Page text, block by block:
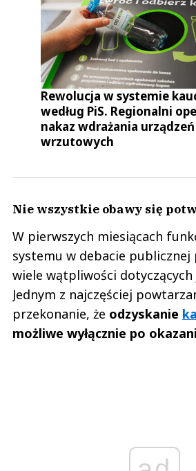
Rewolucja w systemie
według PiS. Regionalni
nakaz wdrażania urządzeń
wrzutowych
Nie wszystkie obawy się
W pierwszych miesiącach
systemu w debacie publicznej
wiele wątpliwości dotyczących
Jednym z najczęściej
przekonanie, że odzyskanie
możliwe wyłącznie po